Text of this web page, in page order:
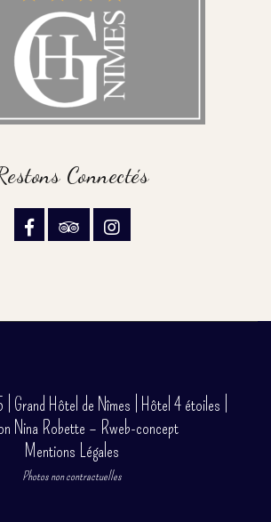
Connectés
Hôtel de Nîmes | Hôtel 4 étoiles |
Nina Robette – Rweb-concept
Mentions Légales
Photos non contractuelles